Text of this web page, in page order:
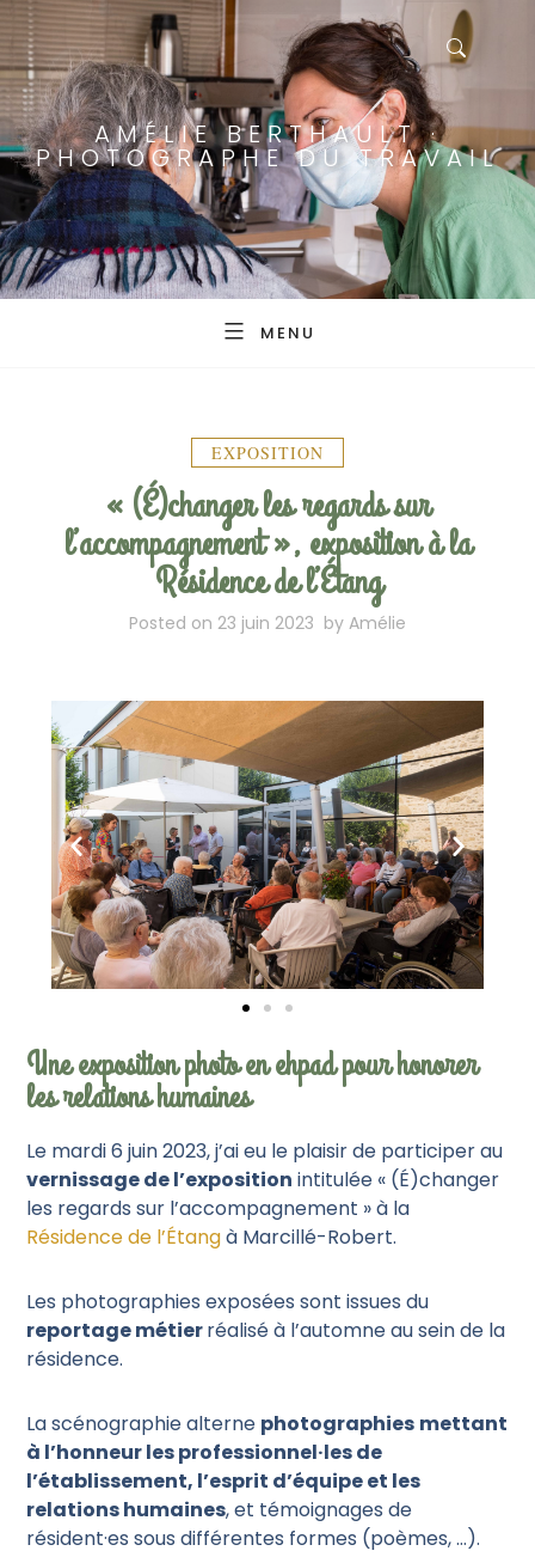
AMÉLIE BERTHAULT ·
PHOTOGRAPHE DU TRAVAIL
MENU
EXPOSITION
« (É)changer les regards sur
l’accompagnement », exposition à la
Résidence de l’Étang
Posted on 23 juin 2023 by Amélie
Une exposition photo en ehpad pour honorer
les relations humaines
Le mardi 6 juin 2023, j’ai eu le plaisir de participer au
vernissage de l’exposition intitulée « (É)changer
les regards sur l’accompagnement » à la
Résidence de l’Étangà Marcillé-Robert.
Les photographies exposées sont issues du
reportage métierréalisé à l’automne au sein de la
résidence.
La scénographie alterne photographies mettant
à l’honneur les professionnel·les de
l’établissement, l’esprit d’équipe et les
relations humaines, et témoignages de
résident·es sous différentes formes (poèmes, …).